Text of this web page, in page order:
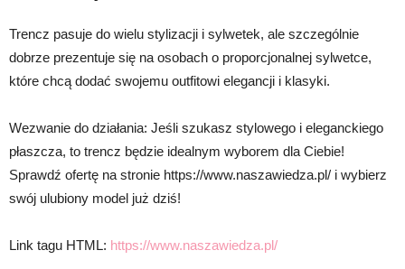
Trencz pasuje do wielu stylizacji i sylwetek, ale szczególnie
dobrze prezentuje się na osobach o proporcjonalnej sylwetce,
które chcą dodać swojemu outfitowi elegancji i klasyki.
Wezwanie do działania: Jeśli szukasz stylowego i eleganckiego
płaszcza, to trencz będzie idealnym wyborem dla Ciebie!
Sprawdź ofertę na stronie https://www.naszawiedza.pl/ i wybierz
swój ulubiony model już dziś!
Link tagu HTML: https://www.naszawiedza.pl/